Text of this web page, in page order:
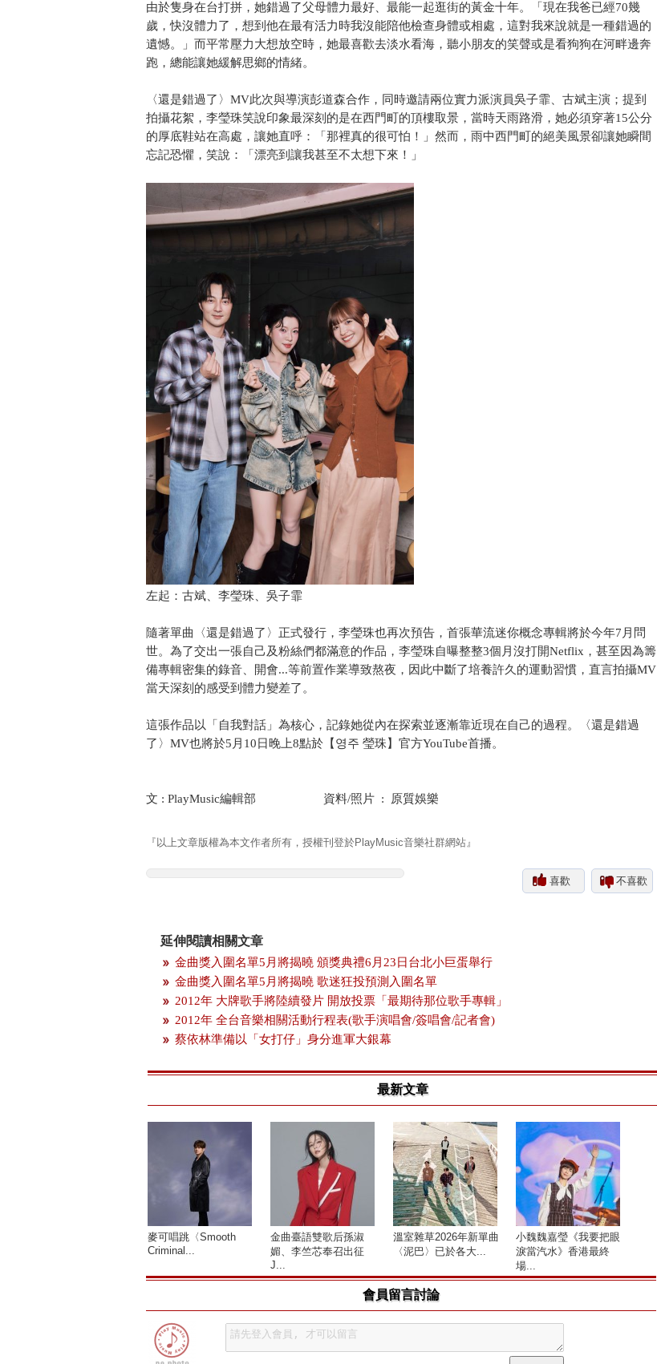
由於隻身在台打拼，她錯過了父母體力最好、最能一起逛街的黃金十年。「現在我爸已經70幾
歲，快沒體力了，想到他在最有活力時我沒能陪他檢查身體或相處，這對我來說就是一種錯過的
遺憾。」而平常壓力大想放空時，她最喜歡去淡水看海，聽小朋友的笑聲或是看狗狗在河畔邊奔
跑，總能讓她緩解思鄉的情緒。
〈還是錯過了〉MV此次與導演彭道森合作，同時邀請兩位實力派演員吳子霏、古斌主演；提到
拍攝花絮，李瑩珠笑說印象最深刻的是在西門町的頂樓取景，當時天雨路滑，她必須穿著15公分
的厚底鞋站在高處，讓她直呼：「那裡真的很可怕！」然而，雨中西門町的絕美風景卻讓她瞬間
忘記恐懼，笑說：「漂亮到讓我甚至不太想下來！」
左起：古斌、李瑩珠、吳子霏
隨著單曲〈還是錯過了〉正式發行，李瑩珠也再次預告，首張華流迷你概念專輯將於今年7月問
世。為了交出一張自己及粉絲們都滿意的作品，李瑩珠自曝整整3個月沒打開Netflix，甚至因為籌
備專輯密集的錄音、開會...等前置作業導致熬夜，因此中斷了培養許久的運動習慣，直言拍攝MV
當天深刻的感受到體力變差了。
這張作品以「自我對話」為核心，記錄她從內在探索並逐漸靠近現在自己的過程。〈還是錯過
了〉MV也將於5月10日晚上8點於【영주 瑩珠】官方YouTube首播。
文 : PlayMusic編輯部 資料/照片 : 原質娛樂
『以上文章版權為本文作者所有，授權刊登於PlayMusic音樂社群網站』
喜歡 不喜歡
延伸閱讀相關文章
金曲獎入圍名單5月將揭曉 頒獎典禮6月23日台北小巨蛋舉行
金曲獎入圍名單5月將揭曉 歌迷狂投預測入圍名單
2012年 大牌歌手將陸續發片 開放投票「最期待那位歌手專輯」
2012年 全台音樂相關活動行程表(歌手演唱會/簽唱會/記者會)
蔡依林準備以「女打仔」身分進軍大銀幕
最新文章
麥可唱跳〈Smooth
Criminal...
金曲臺語雙歌后孫淑
媚、李竺芯奉召出征
J...
溫室雜草2026年新單曲
〈泥巴〉已於各大...
小魏魏嘉瑩《我要把眼
淚當汽水》香港最終
場...
會員留言討論